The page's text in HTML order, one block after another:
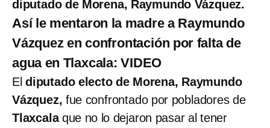
diputado de Morena, Raymundo Vázquez.
Así le mentaron la madre a Raymundo
Vázquez en confrontación por falta de
agua en Tlaxcala: VIDEO
El diputado electo de Morena, Raymundo
Vázquez, fue confrontado por pobladores de
Tlaxcalaque no lo dejaron pasar al tener